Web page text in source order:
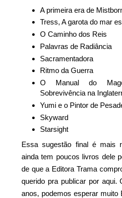
A primeira era de
Tress, A garota do mar
O Caminho dos Reis
Palavras de Radiância
Sacramentadora
Ritmo da Guerra
O Manual do
Sobrevivência na
Yumi e o Pintor de
Skyward
Starsight
Essa sugestão final é mais
ainda tem poucos livros dele
de que a Editora Trama
querido pra publicar por aqui.
anos, podemos esperar muito